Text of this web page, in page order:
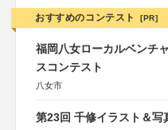
おすすめのコンテスト [PR]
福岡八女ローカルベンチ
スコンテスト
八女市
第23回 千修イラスト＆写